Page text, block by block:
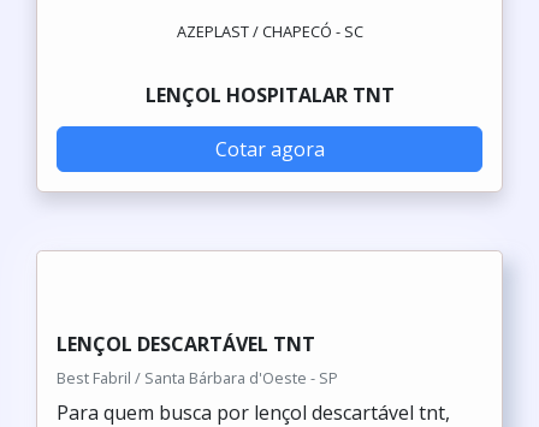
AZEPLAST / CHAPECÓ - SC
LENÇOL HOSPITALAR TNT
Cotar agora
LENÇOL DESCARTÁVEL TNT
Best Fabril / Santa Bárbara d'Oeste - SP
Para quem busca por lençol descartável tnt,